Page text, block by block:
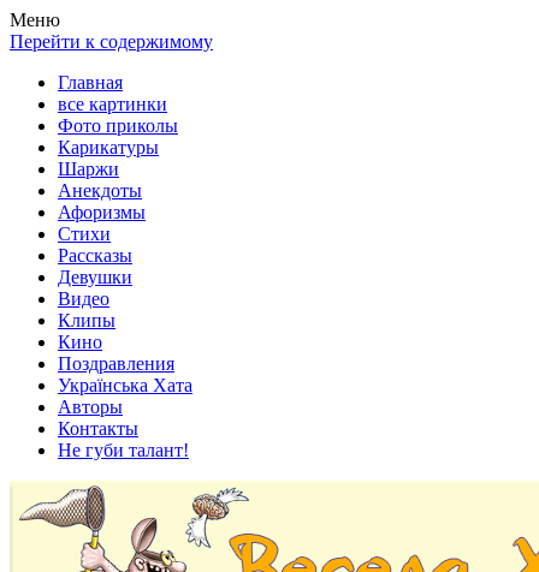
Весела хата — прикольные картинки, смешные истории,
клипы!
Покажем всем ваши фото приколы, карикатуры, шаржи, стихи,
рассказы, видео и песни!
Меню
Перейти к содержимому
Главная
все картинки
Фото приколы
Карикатуры
Шаржи
Анекдоты
Афоризмы
Стихи
Рассказы
Девушки
Видео
Клипы
Кино
Поздравления
Українська Хата
Авторы
Контакты
Не губи талант!